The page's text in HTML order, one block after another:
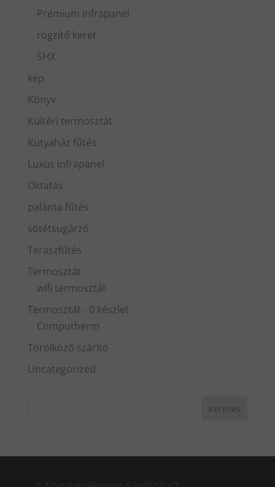
Prémium infrapanel
rögzítő keret
SHX
kép
Könyv
Kültéri termosztát
Kutyaház fűtés
Luxus infrapanel
Oktatás
palánta fűtés
sötétsugárzó
Teraszfűtés
Termosztát
wifi termosztát
Termosztát - 0 készlet
Computherm
Törölköző szárító
Uncategorized